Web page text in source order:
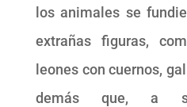
los animales se
extrañas figuras,
leones con cuernos,
demás que, a